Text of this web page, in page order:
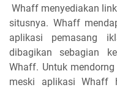
Whaff menyediakan
situsnya. Whaff
aplikasi pemasang
dibagikan sebagian
Whaff. Untuk
meski aplikasi Whaff